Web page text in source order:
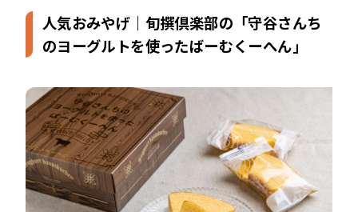
人気おみやげ｜旬撰倶楽部の「守谷さんち
のヨーグルトを使ったばーむくーへん」